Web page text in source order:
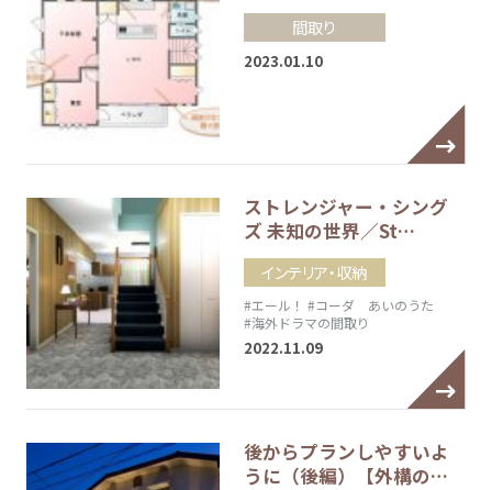
間取り
2023.01.10
ストレンジャー・シング
ズ 未知の世界／St…
インテリア・収納
#エール！ #コーダ あいのうた
#海外ドラマの間取り
2022.11.09
後からプランしやすいよ
うに（後編）【外構の…